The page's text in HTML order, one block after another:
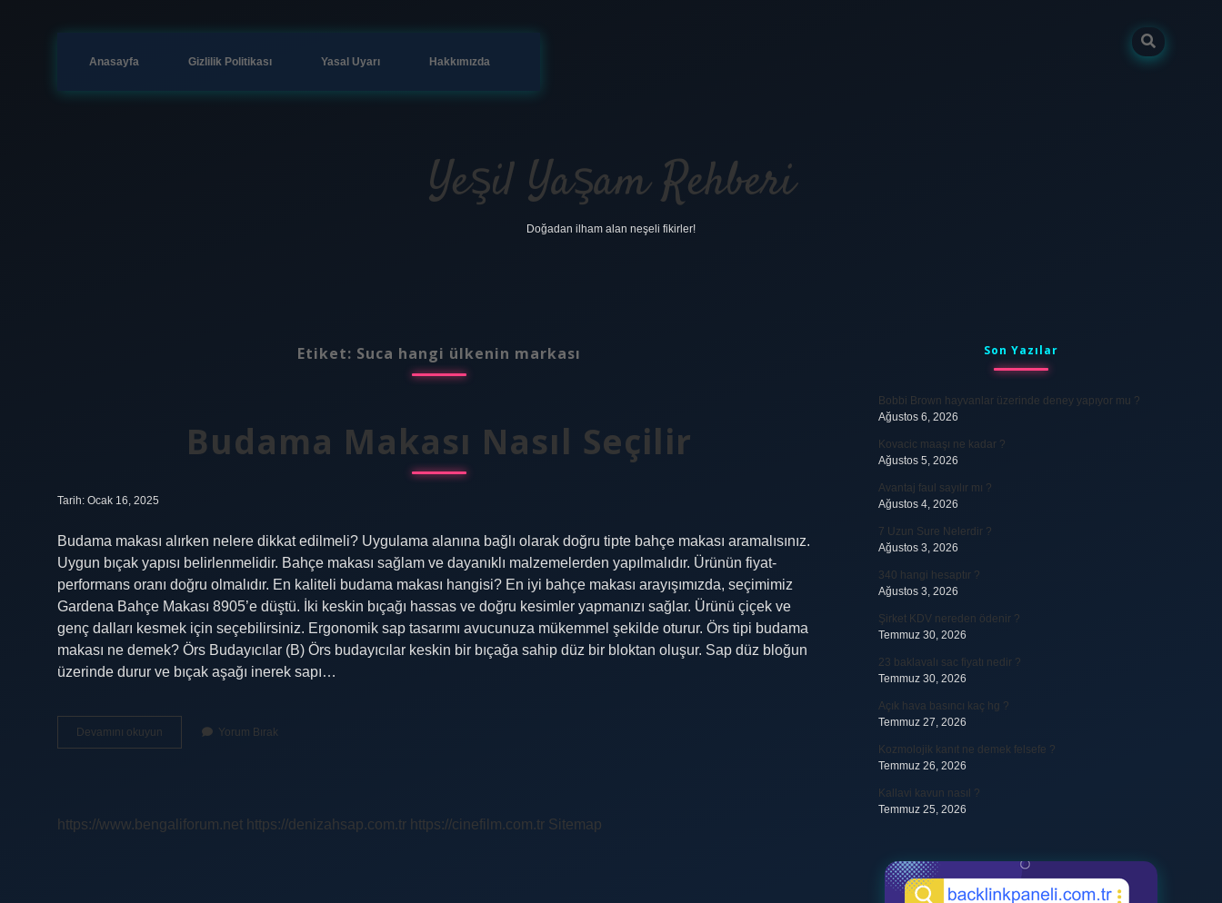
Anasayfa Gizlilik Politikası Yasal Uyarı Hakkımızda
Yeşil Yaşam Rehberi
Doğadan ilham alan neşeli fikirler!
Etiket: Suca hangi ülkenin markası
Budama Makası Nasıl Seçilir
Tarih: Ocak 16, 2025
Budama makası alırken nelere dikkat edilmeli? Uygulama alanına bağlı olarak doğru tipte bahçe makası aramalısınız.
Uygun bıçak yapısı belirlenmelidir. Bahçe makası sağlam ve dayanıklı malzemelerden yapılmalıdır. Ürünün fiyat-
performans oranı doğru olmalıdır. En kaliteli budama makası hangisi? En iyi bahçe makası arayışımızda, seçimimiz
Gardena Bahçe Makası 8905’e düştü. İki keskin bıçağı hassas ve doğru kesimler yapmanızı sağlar. Ürünü çiçek ve
genç dalları kesmek için seçebilirsiniz. Ergonomik sap tasarımı avucunuza mükemmel şekilde oturur. Örs tipi budama
makası ne demek? Örs Budayıcılar (B) Örs budayıcılar keskin bir bıçağa sahip düz bir bloktan oluşur. Sap düz bloğun
üzerinde durur ve bıçak aşağı inerek sapı…
Devamını okuyun Budama
Makası
Yorum Bırak
https://www.bengaliforum.net https://denizahsap.com.tr https://cinefilm.com.tr Sitemap
SidebarSon Yazılar
Bobbi Brown hayvanlar üzerinde deney yapıyor mu ?
Ağustos 6, 2026
Kovacic maaşı ne kadar ?
Ağustos 5, 2026
Avantaj faul sayılır mı ?
Ağustos 4, 2026
7 Uzun Sure Nelerdir ?
Ağustos 3, 2026
340 hangi hesaptır ?
Ağustos 3, 2026
Şirket KDV nereden ödenir ?
Temmuz 30, 2026
23 baklavalı sac fiyatı nedir ?
Temmuz 30, 2026
Açık hava basıncı kaç hg ?
Temmuz 27, 2026
Kozmolojik kanıt ne demek felsefe ?
Temmuz 26, 2026
Kallavi kavun nasıl ?
Temmuz 25, 2026